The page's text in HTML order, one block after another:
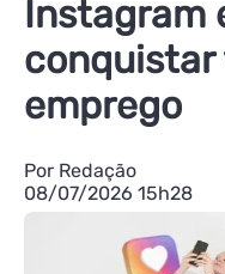
Instagram
conquistar
emprego
Por Redação
08/07/2026 15h28